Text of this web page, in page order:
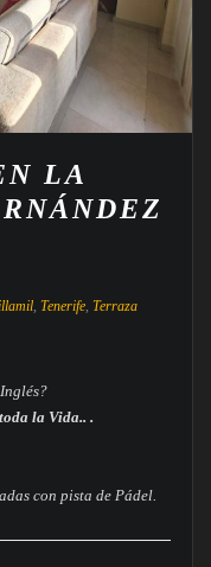
LA
, Tenerife, Terraza
la Vida.. .
con pista de Pádel.